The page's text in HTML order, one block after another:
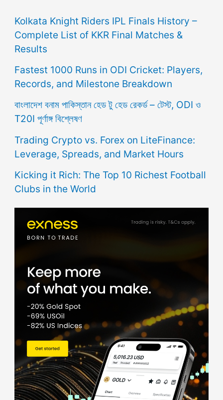
Kolkata Knight Riders IPL Finals History –
Complete List of KKR Final Matches &
Results
Fastest 1000 Runs in ODI Cricket: Players,
Records, and Milestone Breakdown
বাংলাদেশ বনাম পাকিস্তান হেড টু হেড রেকর্ড – টেস্ট, ODI ও
T20I পূর্ণাঙ্গ বিশ্লেষণ
Trading Crypto vs. Forex on LiteFinance:
Leverage, Spreads, and Market Hours
Kicking it Rich: The Top 10 Richest Football
Clubs in the World